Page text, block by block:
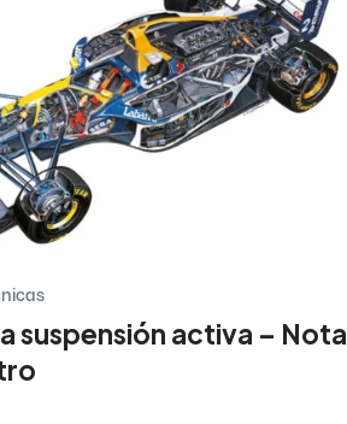
suspensión activa – Nota